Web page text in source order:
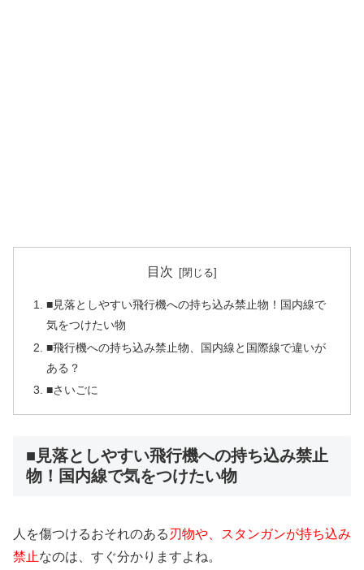
目次
■見落としやすい飛行機への持ち込み禁止物！国内線で
気をつけたい物
■飛行機への持ち込み禁止物、国内線と国際線で違いが
ある？
■さいごに
■見落としやすい飛行機への持ち込み禁止
物！国内線で気をつけたい物
人を傷つけるおそれのある 刃物や、スタンガンが持ち込み
禁止なのは、すぐ分かりますよね。